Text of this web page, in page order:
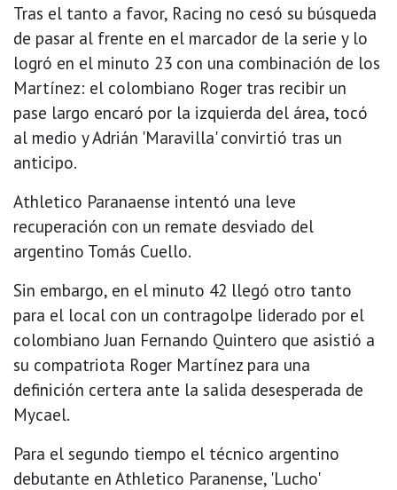
Tras el tanto a favor, Racing no cesó su búsqueda
de pasar al frente en el marcador de la serie y lo
logró en el minuto 23 con una combinación de los
Martínez: el colombiano Roger tras recibir un
pase largo encaró por la izquierda del área, tocó
al medio y Adrián 'Maravilla' convirtió tras un
anticipo.
Athletico Paranaense intentó una leve
recuperación con un remate desviado del
argentino Tomás Cuello.
Sin embargo, en el minuto 42 llegó otro tanto
para el local con un contragolpe liderado por el
colombiano Juan Fernando Quintero que asistió a
su compatriota Roger Martínez para una
definición certera ante la salida desesperada de
Mycael.
Para el segundo tiempo el técnico argentino
debutante en Athletico Paranense, 'Lucho'